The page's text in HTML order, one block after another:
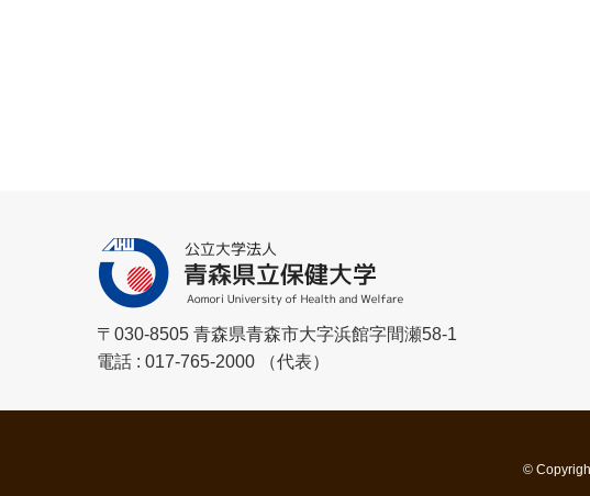
〒030-8505 青森県青森市大字浜館字間瀬58-1
電話 : 017-765-2000 （代表）
©